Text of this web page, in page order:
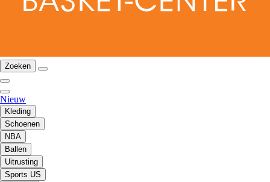
Zoeken
Nieuw
Kleding
Schoenen
NBA
Ballen
Uitrusting
Sports US